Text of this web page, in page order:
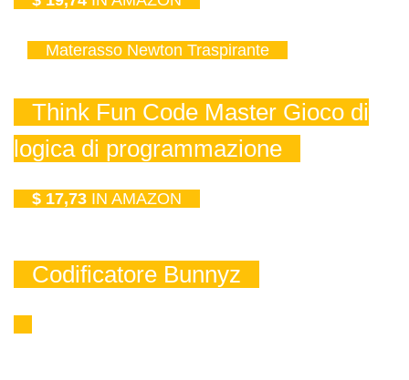
Materasso Newton Traspirante
Think Fun Code Master Gioco di
logica di programmazione
$ 17,73 IN AMAZON
Codificatore Bunnyz